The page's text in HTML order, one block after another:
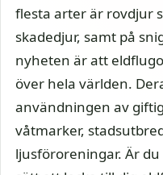
flesta arter är rovdjur
skadedjur, samt på
nyheten är att
över hela världen.
användningen av
våtmarker,
ljusföroreningar. Är